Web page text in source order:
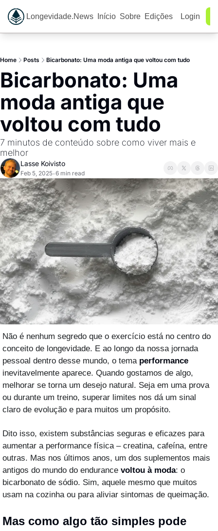
Longevidade.News Início Sobre Edições Login
Home Posts Bicarbonato: Uma moda antiga que voltou com tudo
Bicarbonato: Uma
moda antiga que
voltou com tudo
7 minutos de conteúdo sobre como viver mais e
melhor
Lasse Koivisto
Feb 5, 2025•6 min read
Não é nenhum segredo que o exercício está no centro do
conceito de longevidade. E ao longo da nossa jornada
pessoal dentro desse mundo, o tema performance
inevitavelmente aparece. Quando gostamos de algo,
melhorar se torna um desejo natural. Seja em uma prova
ou durante um treino, superar limites nos dá um sinal
claro de evolução e para muitos um propósito.
Dito isso, existem substâncias seguras e eficazes para
aumentar a performance física – creatina, cafeína, entre
outras. Mas nos últimos anos, um dos suplementos mais
antigos do mundo do endurance voltou à moda: o
bicarbonato de sódio. Sim, aquele mesmo que muitos
usam na cozinha ou para aliviar sintomas de queimação.
Mas como algo tão simples pode